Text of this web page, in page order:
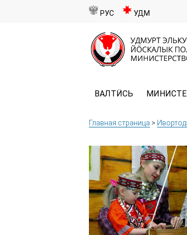
РУС УДМ
ВАЛТӤСЬ
Главная страница >